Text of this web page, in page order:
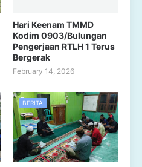
Hari Keenam TMMD
Kodim 0903/Bulungan
Pengerjaan RTLH 1 Terus
Bergerak
February 14, 2026
BERITA